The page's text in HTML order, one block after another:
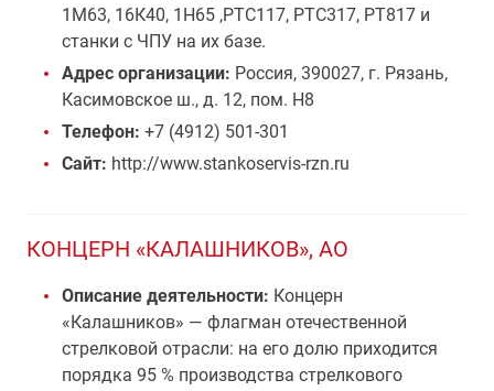
1М63, 16К40, 1Н65 ,РТС117, РТС317, РТ817 и
станки с ЧПУ на их базе.
Адрес организации: Россия, 390027, г. Рязань,
Касимовское ш., д. 12, пом. Н8
Телефон: +7 (4912) 501-301
Сайт: http://www.stankoservis-rzn.ru
КОНЦЕРН «КАЛАШНИКОВ», АО
Описание деятельности: Концерн
«Калашников» — флагман отечественной
стрелковой отрасли: на его долю приходится
порядка 95 % производства стрелкового